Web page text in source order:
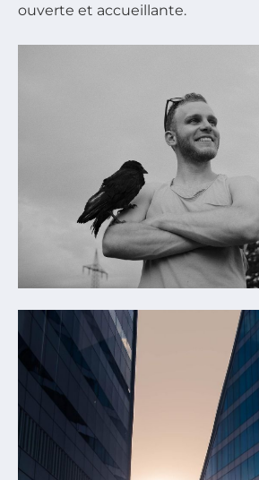
ouverte et accueillante.